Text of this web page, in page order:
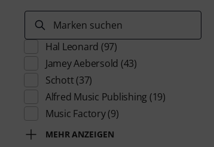
Marken suchen
Hal Leonard (97)
Jamey Aebersold (43)
Schott (37)
Alfred Music Publishing (19)
Music Factory(9)
MEHR ANZEIGEN